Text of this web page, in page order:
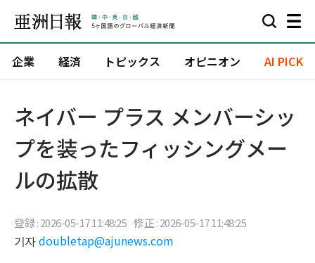
企業 経済 トピックス オピニオン AI PICK
ネイバー プラス メンバーシッ
プを装ったフィッシングメー
ルの拡散
登録 : 2026-05-17 11:48:25 修正 : 2026-05-17 11:48:25
기자 doubletap@ajunews.com